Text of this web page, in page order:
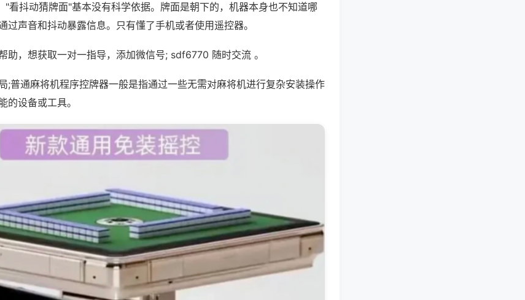
"看抖动猜牌面"基本没有科学依据。牌面是朝下的，机器本身也不知道哪
过声音和抖动暴露信息。只有懂了手机或者使用遥控器。
助，想获取一对一指导，添加微信号; sdf6770 随时交流 。
;普通麻将机程序控牌器一般是指通过一些无需对麻将机进行复杂安装操作
的设备或工具。